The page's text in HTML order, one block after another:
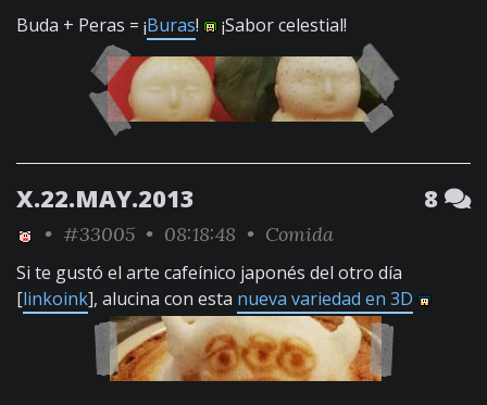
Buda + Peras = ¡Buras! ¡Sabor celestial!
X.22.MAY.2013 8
• #33005 • 08:18:48 • Comida
Si te gustó el arte cafeínico japonés del otro día
[linkoink], alucina con esta nueva variedad en 3D